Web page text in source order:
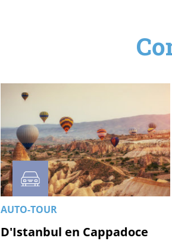
AUTO-TOUR
D'Istanbul en Cappadoce